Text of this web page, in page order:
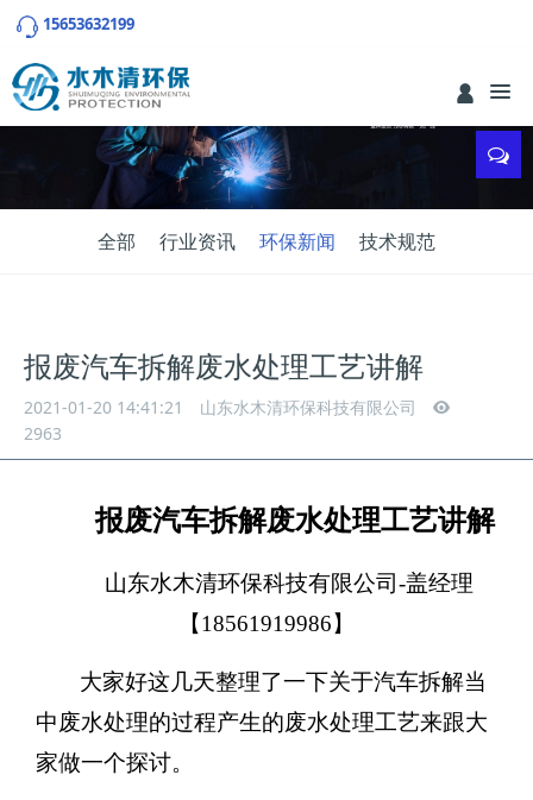
15653632199
全部 行业资讯 环保新闻 技术规范
报废汽车拆解废水处理工艺讲解
2021-01-20 14:41:21
山东水木清环保科技有限公司
2963
报废汽车拆解废水处理工艺讲解
山东水木清环保科技有限公司-盖经理
【18561919986】
大家好这几天整理了一下关于汽车拆解当
中废水处理的过程产生的废水处理工艺来跟大
家做一个探讨。